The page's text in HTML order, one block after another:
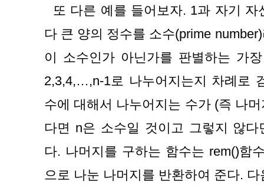
다 큰 양의 정수를 소수(prime
이 소수인가 아닌가를 판별하는 가
2,3,4,…,n-1로 나누어지는지 차례로
수에 대해서 나누어지는 수가 (즉 나
다면 n은 소수일 것이고 그렇지 않
다. 나머지를 구하는 함수는 rem()함
으로 나눈 나머지를 반환하여 준다.